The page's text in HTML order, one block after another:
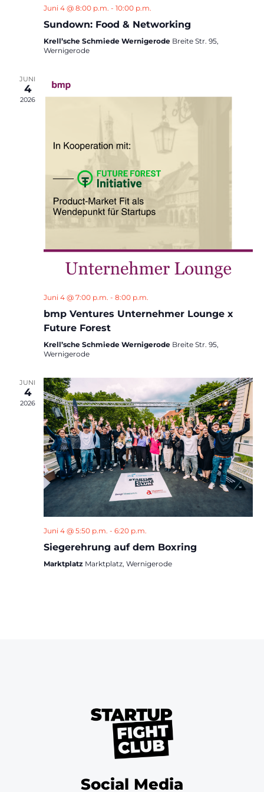
Juni 4 @ 8:00 p.m. - 10:00 p.m.
Sundown: Food & Networking
Krell’sche Schmiede Wernigerode Breite Str. 95,
Wernigerode
JUNI
4
2026
Juni 4 @ 7:00 p.m. - 8:00 p.m.
bmp Ventures Unternehmer Lounge x
Future Forest
Krell’sche Schmiede Wernigerode Breite Str. 95,
Wernigerode
JUNI
4
2026
Juni 4 @ 5:50 p.m. - 6:20 p.m.
Siegerehrung auf dem Boxring
Marktplatz Marktplatz, Wernigerode
Social Media